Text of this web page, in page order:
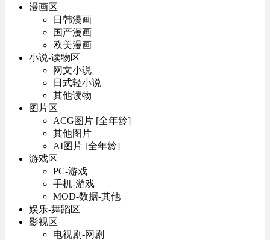
漫画区
日韩漫画
国产漫画
欧美漫画
小说-读物区
网文小说
日式轻小说
其他读物
图片区
ACG图片 [全年龄]
其他图片
AI图片 [全年龄]
游戏区
PC-游戏
手机-游戏
MOD-数据-其他
娱乐-舞蹈区
影视区
电视剧-网剧